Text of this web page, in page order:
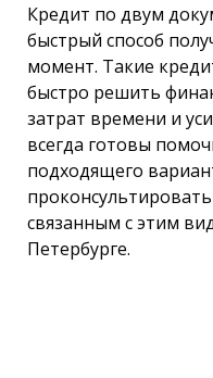
Кредит по двум
быстрый способ
момент. Такие
быстро решить
затрат времени и
всегда готовы
подходящего
связанным с этим
Петербурге.